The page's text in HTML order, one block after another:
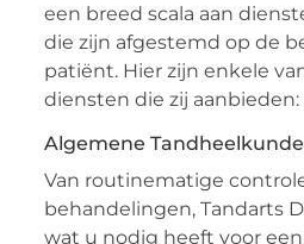
een breed scala aan
die zijn afgestemd op de
patiënt. Hier zijn enkele
diensten die zij aanbieden:
Algemene Tandheelkunde
Van routinematige
behandelingen, Tandarts
wat u nodig heeft voor